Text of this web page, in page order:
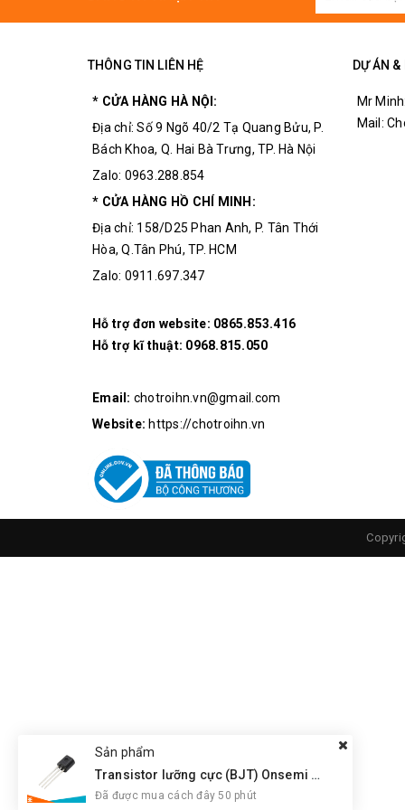
THÔNG TIN LIÊN HỆ
* CỬA HÀNG HÀ NỘI:
Địa chỉ: Số 9 Ngõ 40/2 Tạ Quang Bửu, P.
Bách Khoa, Q. Hai Bà Trưng, TP. Hà Nội
Zalo: 0963.288.854
* CỬA HÀNG HỒ CHÍ MINH:
Địa chỉ: 158/D25 Phan Anh, P. Tân Thới
Hòa, Q.Tân Phú, TP. HCM
Zalo: 0911.697.347
Hỗ trợ đơn website: 0865.853.416
Hỗ trợ kĩ thuật: 0968.815.050
Email: chotroihn.vn@gmail.com
Website: https://chotroihn.vn
DỰ ÁN &
Mr
Mail:
Sản phẩm
Transistor lưỡng cực (BJT) Onsemi BC547CBU NPN
Đã được mua cách đây 50 phút